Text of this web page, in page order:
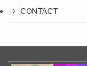
CONTACT